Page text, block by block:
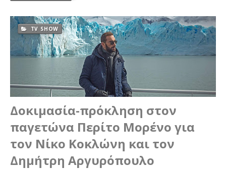
TV SHOW
Δοκιμασία-πρόκληση στον
παγετώνα Περίτο Μορένο για
τον Νίκο Κοκλώνη και τον
Δημήτρη Αργυρόπουλο